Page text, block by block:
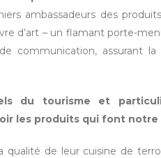
ambassadeurs des
d’art – un flamant porte-
communication, assurant
du tourisme et
les produits qui font
qualité de leur cuisine de